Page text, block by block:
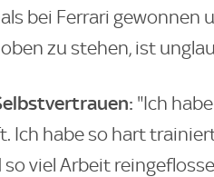
bei Ferrari gewonnen
zu stehen, ist
"Ich
Ich habe so hart
viel Arbeit